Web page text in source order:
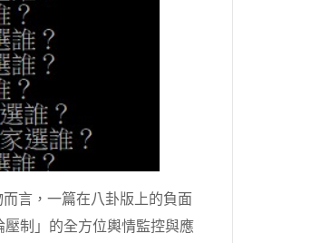
言，一篇在八卦版上的負面
制」的全方位輿情監控與應